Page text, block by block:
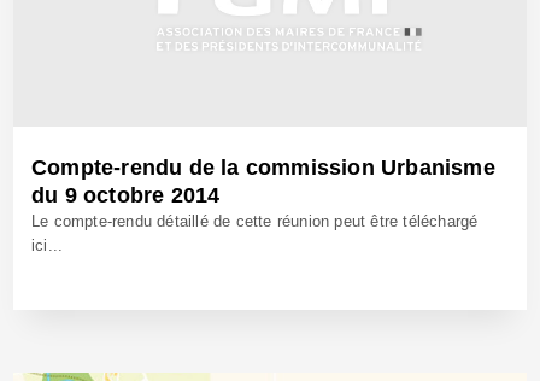
Compte-rendu de la commission Urbanisme
du 9 octobre 2014
Le compte-rendu détaillé de cette réunion peut être téléchargé
ici...